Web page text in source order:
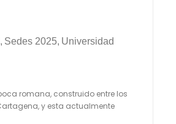
Sedes 2025 Universidad
romana, construido entre los
y esta actualmente